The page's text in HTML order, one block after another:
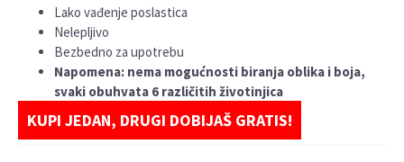
Lako vađenje poslastica
Nelepljivo
Bezbedno za upotrebu
Napomena: nema mogućnosti biranja oblika i boja,
svaki obuhvata 6 različitih životinjica
KUPI JEDAN, DRUGI DOBIJAŠ GRATIS!